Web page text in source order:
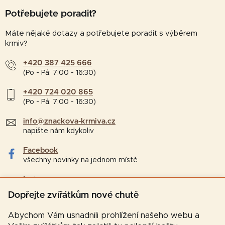
Dopřejte zvířátkům nové chutě
Abychom Vám usnadnili prohlížení našeho webu a
Potřebujete poradit?
Máte nějaké dotazy a potřebujete poradit s výběrem
krmiv?
+420 387 425 666
(Po - Pá: 7:00 - 16:30)
+420 724 020 865
(Po - Pá: 7:00 - 16:30)
info@znackova-krmiva.cz
napište nám kdykoliv
Facebook
všechny novinky na jednom místě
Instagram
tipy a zajímavosti pro chovatele